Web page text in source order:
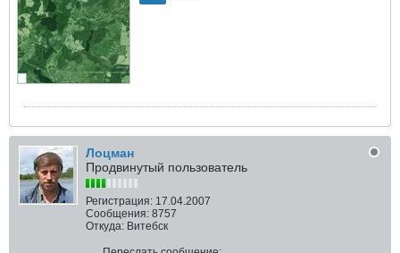
Лоцман
Продвинутый пользователь
Регистрация: 17.04.2007
Сообщения: 8757
Откуда: Витебск